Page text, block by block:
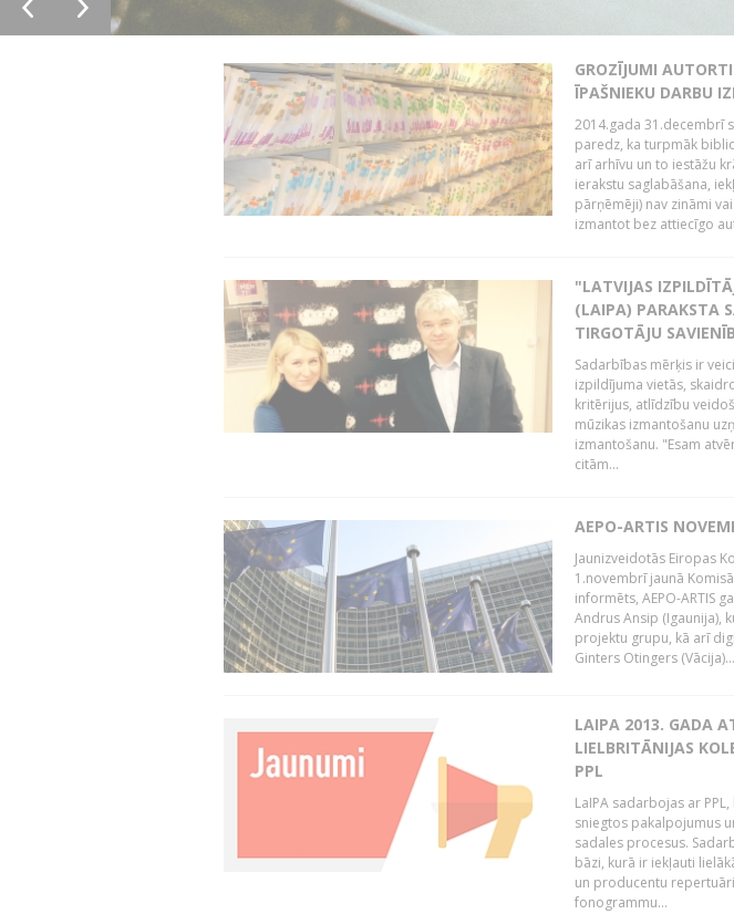
GROZĪJUMI
ĪPAŠNIEKU DARBU
2014.gada 31.decembrī
paredz, ka turpmāk
arī arhīvu un to iestāžu
ierakstu saglabāšana,
pārņēmēji) nav zināmi
izmantot bez attiecīgo
"LATVIJAS
(LAIPA) PARAKSTA
TIRGOTĀJU
Sadarbības mērķis ir
izpildījuma vietās,
kritērijus, atlīdzību
mūzikas izmantošanu
izmantošanu. "Esam
citām...
AEPO-ARTIS
Jaunizveidotās Eiropas
1.novembrī jaunā
informēts, AEPO-ARTIS
Andrus Ansip
projektu grupu, kā arī
Ginters Otingers
LAIPA 2013. GADA
LIELBRITĀNIJAS
PPL
LaIPA sadarbojas ar
sniegtos pakalpojumus
sadales procesus.
bāzi, kurā ir iekļauti
un producentu
fonogrammu...